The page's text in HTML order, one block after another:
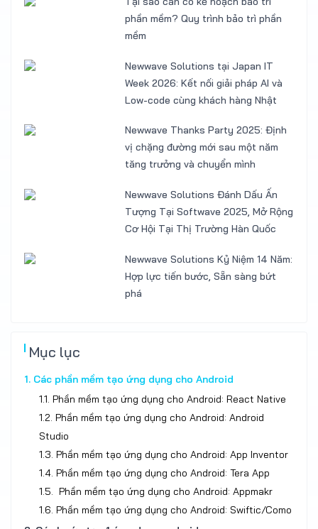
phần mềm? Quy trình bảo trì phần
mềm
Newwave Solutions tại Japan IT
Week 2026: Kết nối giải pháp AI và
Low-code cùng khách hàng Nhật
Newwave Thanks Party 2025: Định
vị chặng đường mới sau một năm
tăng trưởng và chuyển mình
Newwave Solutions Đánh Dấu Ấn
Tượng Tại Softwave 2025, Mở Rộng
Cơ Hội Tại Thị Trường Hàn Quốc
Newwave Solutions Kỷ Niệm 14 Năm:
Hợp lực tiến bước, Sẵn sàng bứt
phá
Mục lục
1. Các phần mềm tạo ứng dụng cho Android
1.1. Phần mềm tạo ứng dụng cho Android: React Native
1.2. Phần mềm tạo ứng dụng cho Android: Android
Studio
1.3. Phần mềm tạo ứng dụng cho Android: App Inventor
1.4. Phần mềm tạo ứng dụng cho Android: Tera App
1.5. Phần mềm tạo ứng dụng cho Android: Appmakr
1.6. Phần mềm tạo ứng dụng cho Android: Swiftic/Como